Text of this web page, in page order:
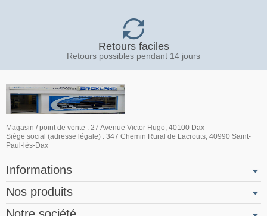
Retours faciles
Retours possibles pendant 14 jours
Magasin / point de vente : 27 Avenue Victor Hugo, 40100 Dax
Siège social (adresse légale) : 347 Chemin Rural de Lacrouts, 40990 Saint-
Paul-lès-Dax
Informations
Nos produits